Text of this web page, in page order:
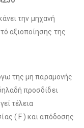
την μηχανή
αξιοποίησης της
της μη παραμονής
προσδίδει
τέλεια
( F ) και απόδοσης